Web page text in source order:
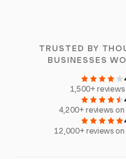
TRUSTED BY
BUSINESSES
1,500+ reviews
4,200+ reviews on
12,000+ reviews on